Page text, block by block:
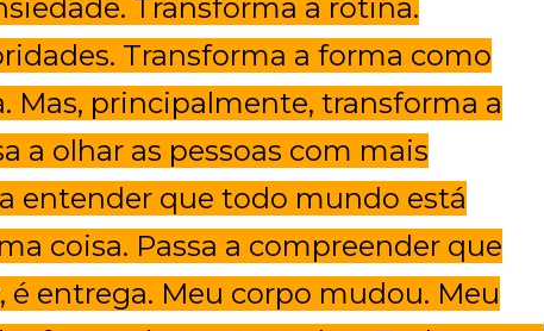
Transforma a rotina.
Transforma a forma como
Mas, principalmente, transforma a
a olhar as pessoas com mais
entender que todo mundo está
coisa. Passa a compreender que
é entrega. Meu corpo mudou. Meu